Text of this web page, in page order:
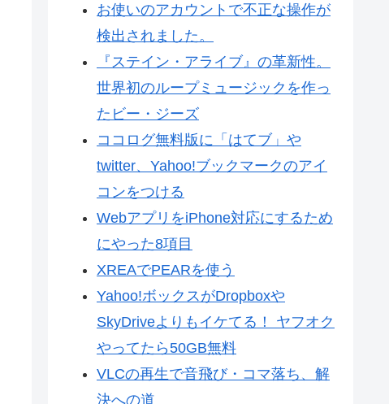
お使いのアカウントで不正な操作が
検出されました。
『ステイン・アライブ』の革新性。
世界初のループミュージックを作っ
たビー・ジーズ
ココログ無料版に「はてブ」や
twitter、Yahoo!ブックマークのアイ
コンをつける
WebアプリをiPhone対応にするため
にやった8項目
XREAでPEARを使う
Yahoo!ボックスがDropboxや
SkyDriveよりもイケてる！ ヤフオク
やってたら50GB無料
VLCの再生で音飛び・コマ落ち、解
決への道